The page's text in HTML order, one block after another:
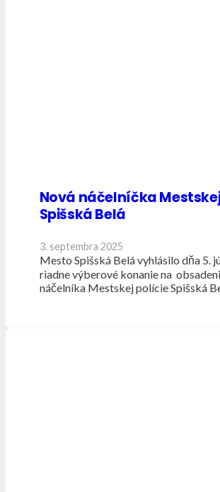
Nová náčelníčka
Spišská Belá
3. septembra 2025
Mesto Spišská Belá vyhlásilo dňa 5.
riadne výberové konanie na
náčelníka Mestskej polície Spišská